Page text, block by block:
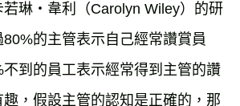
若琳‧韋利（Carolyn Wiley）的研
的主管表示自己經常讚賞員
到的員工表示經常得到主管的讚
，假設主管的認知是正確的，那